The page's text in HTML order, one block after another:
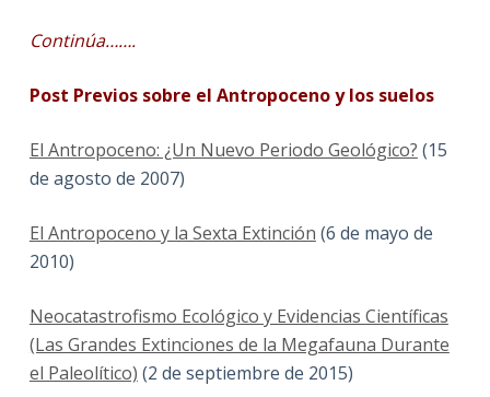
Continúa…….
Post Previos sobre el Antropoceno y los suelos
El Antropoceno: ¿Un Nuevo Periodo Geológico? (15
de agosto de 2007)
El Antropoceno y la Sexta Extinción (6 de mayo de
2010)
Neocatastrofismo Ecológico y Evidencias Científicas
(Las Grandes Extinciones de la Megafauna Durante
el Paleolítico) (2 de septiembre de 2015)